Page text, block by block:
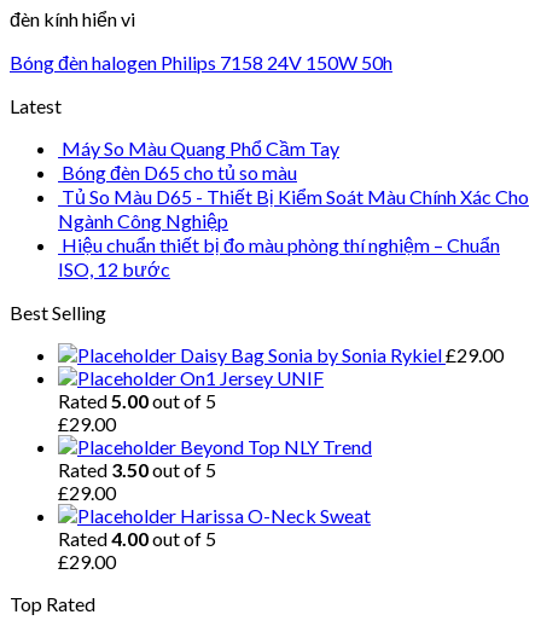
đèn kính hiển vi
Bóng đèn halogen Philips 7158 24V 150W 50h
Latest
Máy So Màu Quang Phổ Cầm Tay
Bóng đèn D65 cho tủ so màu
Tủ So Màu D65 - Thiết Bị Kiểm Soát Màu Chính Xác Cho
Ngành Công Nghiệp
Hiệu chuẩn thiết bị đo màu phòng thí nghiệm – Chuẩn
ISO, 12 bước
Best Selling
Daisy Bag Sonia by Sonia Rykiel£29.00
On1 Jersey UNIF
Rated 5.00out of 5
£29.00
Beyond Top NLY Trend
Rated 3.50out of 5
£29.00
Harissa O-Neck Sweat
Rated4.00out of 5
£29.00
Top Rated